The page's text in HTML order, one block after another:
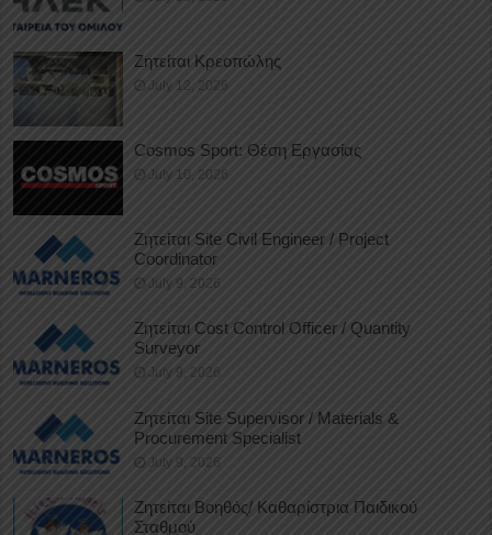
Ζητείται Κρεοπώλης
July 12, 2026
Cosmos Sport: Θέση Εργασίας
July 10, 2026
Ζητείται Site Civil Engineer / Project
Coordinator
July 9, 2026
Ζητείται Cost Control Officer / Quantity
Surveyor
July 9, 2026
Ζητείται Site Supervisor / Materials &
Procurement Specialist
July 9, 2026
Ζητείται Βοηθός/ Καθαρίστρια Παιδικού
Σταθμού